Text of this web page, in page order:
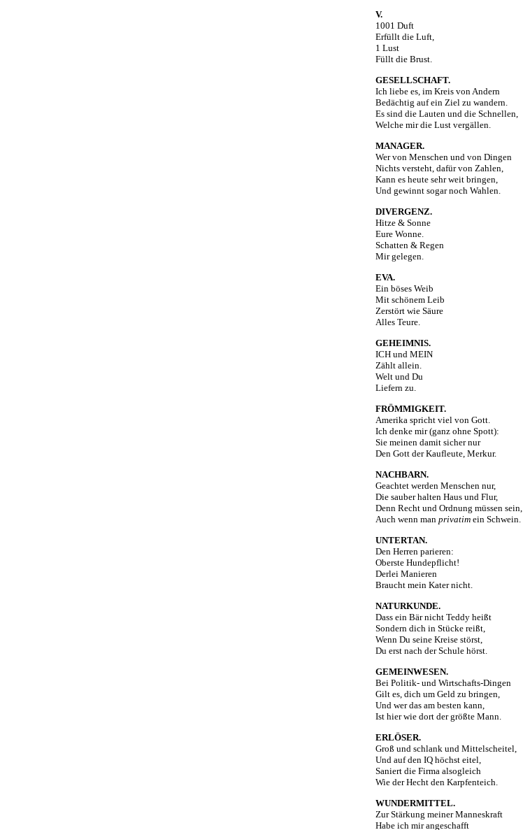
V.
1001 Duft
Erfüllt die Luft,
1 Lust
Füllt die Brust.
GESELLSCHAFT.
Ich liebe es, im Kreis von Andern
Bedächtig auf ein Ziel zu wandern.
Es sind die Lauten und die Schnellen,
Welche mir die Lust vergällen.
MANAGER.
Wer von Menschen und von Dingen
Nichts versteht, dafür von Zahlen,
Kann es heute sehr weit bringen,
Und gewinnt sogar noch Wahlen.
DIVERGENZ.
Hitze & Sonne
Eure Wonne.
Schatten & Regen
Mir gelegen.
EVA.
Ein böses Weib
Mit schönem Leib
Zerstört wie Säure
Alles Teure.
GEHEIMNIS.
ICH und MEIN
Zählt allein.
Welt und Du
Liefern zu.
FRÖMMIGKEIT.
Amerika spricht viel von Gott.
Ich denke mir (ganz ohne Spott):
Sie meinen damit sicher nur
Den Gott der Kaufleute, Merkur.
NACHBARN.
Geachtet werden Menschen nur,
Die sauber halten Haus und Flur,
Denn Recht und Ordnung müssen sein,
Auch wenn man privatimein Schwein.
UNTERTAN.
Den Herren parieren:
Oberste Hundepflicht!
Derlei Manieren
Braucht mein Kater nicht.
NATURKUNDE.
Dass ein Bär nicht Teddy heißt
Sondern dich in Stücke reißt,
Wenn Du seine Kreise störst,
Du erst nach der Schule hörst.
GEMEINWESEN.
Bei Politik- und Wirtschafts-Dingen
Gilt es, dich um Geld zu bringen,
Und wer das am besten kann,
Ist hier wie dort der größte Mann.
ERLÖSER.
Groß und schlank und Mittelscheitel,
Und auf den IQ höchst eitel,
Saniert die Firma alsogleich
Wie der Hecht den Karpfenteich.
WUNDERMITTEL.
Zur Stärkung meiner Manneskraft
Habe ich mir angeschafft